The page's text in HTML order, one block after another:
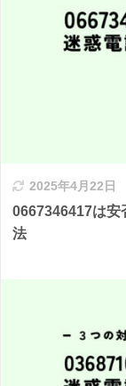
2025年4月22日
0667346417は安
法